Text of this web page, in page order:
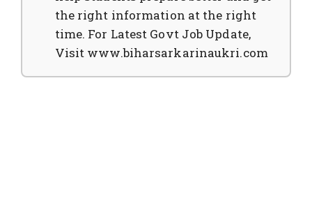
the right information at the right
time. For Latest Govt Job Update,
Visit www.biharsarkarinaukri.com